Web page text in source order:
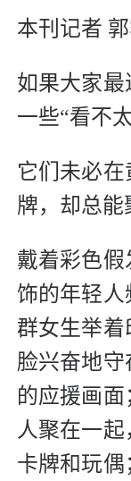
本刊记者
如果大家最
一些“看不
它们未必
牌，却总能
戴着彩色
饰的年轻
群女生举着
脸兴奋地
的应援画
人聚在一
卡牌和玩偶